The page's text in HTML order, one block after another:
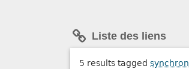
Liste des liens
5 results tagged